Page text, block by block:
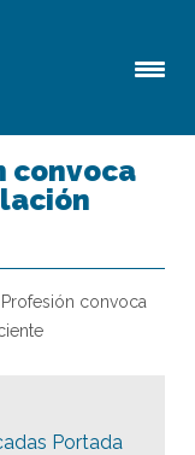
convoca
convoca
Portada